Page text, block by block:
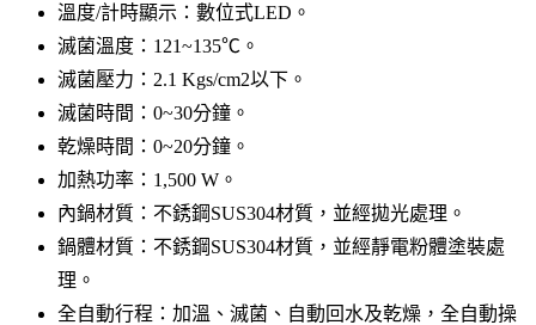
溫度/計時顯示：數位式LED。
滅菌溫度：121~135℃。
滅菌壓力：2.1 Kgs/cm2以下。
滅菌時間：0~30分鐘。
乾燥時間：0~20分鐘。
加熱功率：1,500 W。
內鍋材質：不銹鋼SUS304材質，並經拋光處理。
鍋體材質：不銹鋼SUS304材質，並經靜電粉體塗裝處
理。
全自動行程：加溫、滅菌、自動回水及乾燥，全自動操